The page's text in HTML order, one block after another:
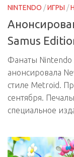
NINTENDO /ИГРЫ /
Samus
Фанаты Nintendo
анонсировала
стиле Metroid.
сентября.
специальное